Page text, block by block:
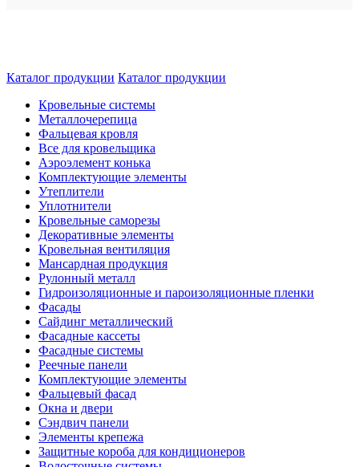
Каталог продукции Каталог продукции
Кровельные системы
Металлочерепица
Фальцевая кровля
Все для кровельщика
Аэроэлемент конька
Комплектующие элементы
Утеплители
Уплотнители
Кровельные саморезы
Декоративные элементы
Кровельная вентиляция
Мансардная продукция
Рулонный металл
Гидроизоляционные и пароизоляционные пленки
Фасады
Сайдинг металлический
Фасадные кассеты
Фасадные системы
Реечные панели
Комплектующие элементы
Фальцевый фасад
Окна и двери
Сэндвич панели
Элементы крепежа
Защитные короба для кондиционеров